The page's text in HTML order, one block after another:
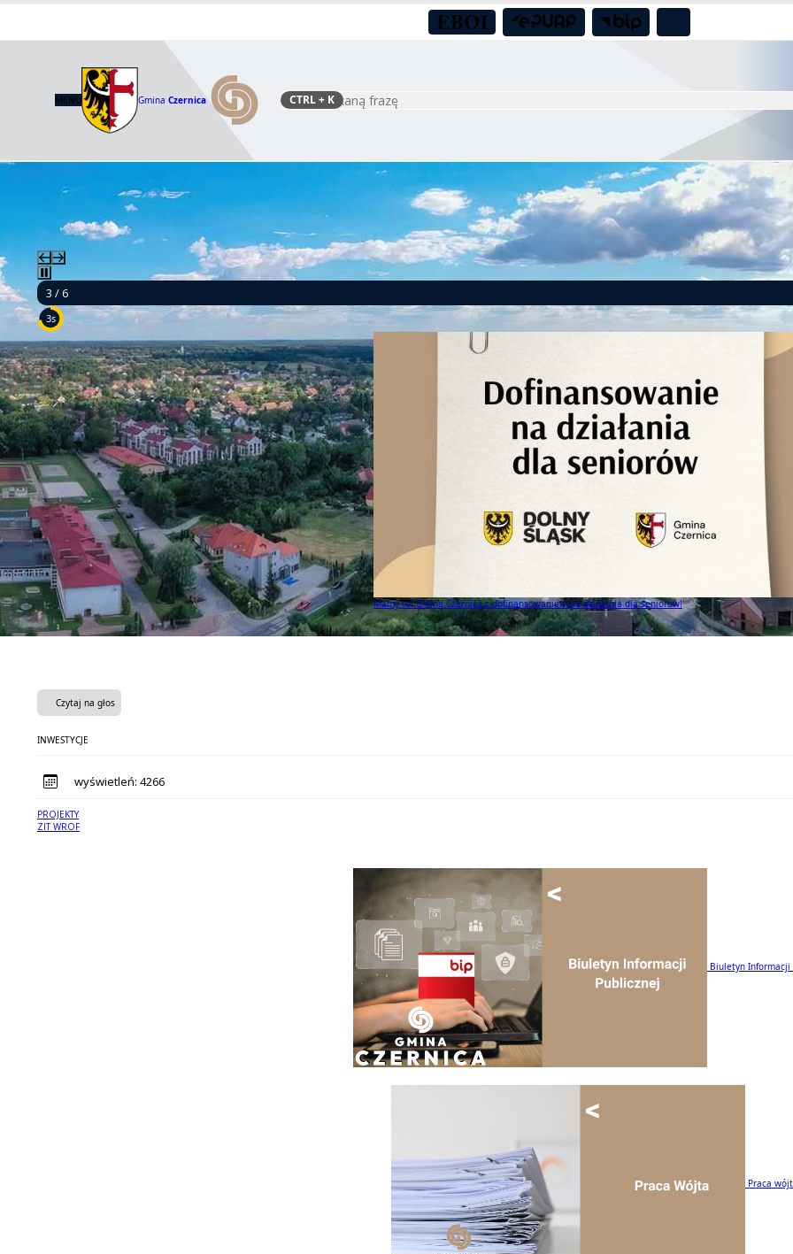
MENU Gmina Czernica Szukaj
CTRL+ K
3 / 6
1s
Mamy to! Gmina Czernica z dofinansowaniem na działania dla seniorów!
Mamy to! Gmina Czernica z dofinansowaniem na działania dla seniorów!
Czytaj na głos
INWESTYCJE
wyświetleń: 4266
PROJEKTY
ZIT WROF
Biuletyn Informacji
Praca